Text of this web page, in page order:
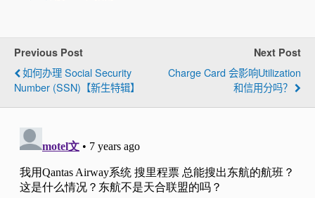
Previous Post
如何办理 Social Security
Number (SSN)【新生特辑】
Next Post
Charge Card 会影响Utilization
和信用分吗？